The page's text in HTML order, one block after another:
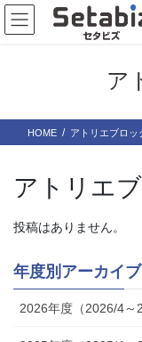
コ
ン
移
ナ
ビ
ン
ア
HOME アトリエブロッ
アトリエ
投稿はありません。
年度別アーカイブ
2026年度（2026/4～